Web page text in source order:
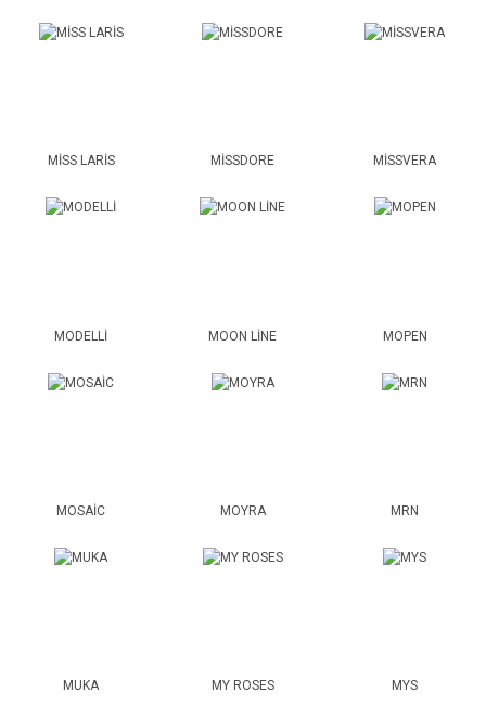
MİSS LARİS MİSSDORE MİSSVERA
MODELLİ MOON LİNE MOPEN
MOSAİC MOYRA MRN
MUKA MY ROSES MYS